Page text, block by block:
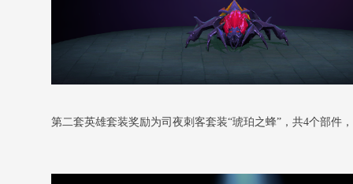
第二套英雄套装奖励为司夜刺客套装“琥珀之蜂”，共4个部件